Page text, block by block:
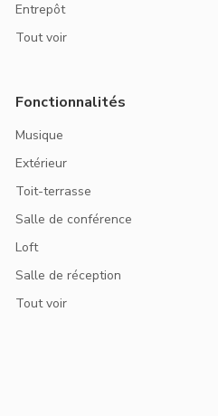
Entrepôt
Tout voir
Fonctionnalités
Musique
Extérieur
Toit-terrasse
Salle de conférence
Loft
Salle de réception
Tout voir